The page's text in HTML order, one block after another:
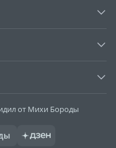
от Михи Бороды